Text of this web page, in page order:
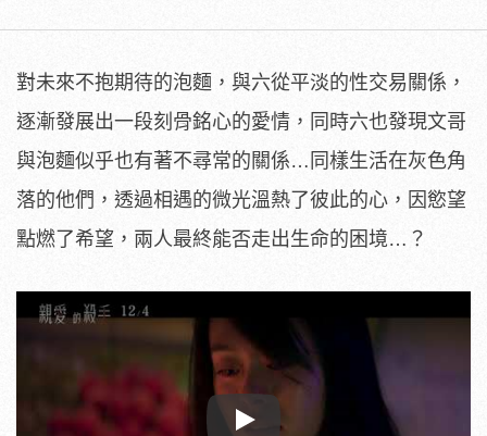
對未來不抱期待的泡麵，與六從平淡的性交易關係，
逐漸發展出一段刻骨銘心的愛情，同時六也發現文哥
與泡麵似乎也有著不尋常的關係…同樣生活在灰色角
落的他們，透過相遇的微光溫熱了彼此的心，因慾望
點燃了希望，兩人最終能否走出生命的困境…？